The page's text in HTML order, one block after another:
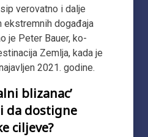
verovatno i dalje
događaja
je Peter Bauer, ko-
Zemlja, kada je
2021. godine.
blizanac’
da dostigne
ciljeve?